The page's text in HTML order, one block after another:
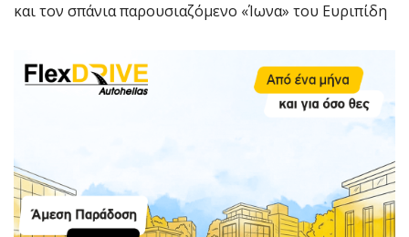
και τον σπάνια παρουσιαζόμενο «Ίωνα» του Ευριπίδη